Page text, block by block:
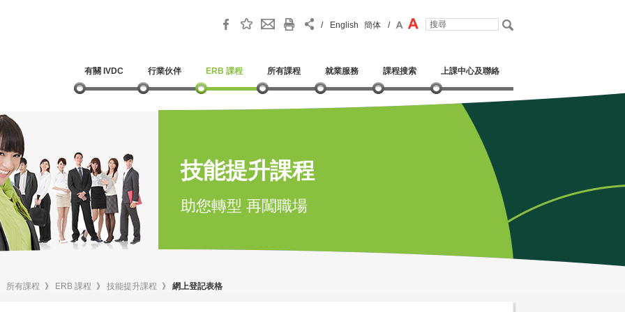
/ English 簡体 /
有關 IVDC 行業伙伴 ERB 課程 所有課程 就業服務 課程搜索 上課中心及聯絡
技能提升課程
助您轉型 再闖職場
所有課程 》 ERB 課程 》 技能提升課程 》 網上登記表格